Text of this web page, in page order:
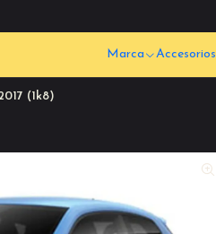
Marca Accesorios
(1k8)